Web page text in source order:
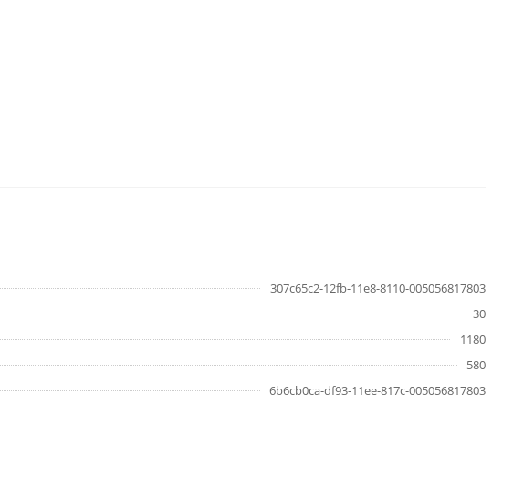
307c65c2-12fb-11e8-8110-005056817803
30
1180
580
6b6cb0ca-df93-11ee-817c-005056817803